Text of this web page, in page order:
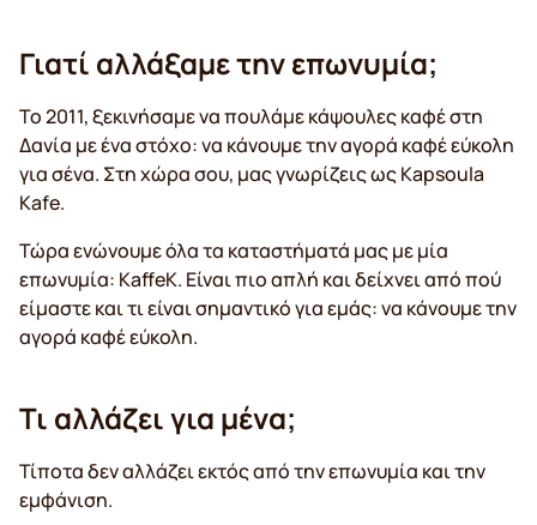
Γιατί αλλάξαμε την επωνυμία;
Το 2011, ξεκινήσαμε να πουλάμε κάψουλες καφέ στη
Δανία με ένα στόχο: να κάνουμε την αγορά καφέ εύκολη
για σένα. Στη χώρα σου, μας γνωρίζεις ως Kapsoula
Kafe.
Τώρα ενώνουμε όλα τα καταστήματά μας με μία
επωνυμία: KaffeK. Είναι πιο απλή και δείχνει από πού
είμαστε και τι είναι σημαντικό για εμάς: να κάνουμε την
αγορά καφέ εύκολη.
Τι αλλάζει για μένα;
Τίποτα δεν αλλάζει εκτός από την επωνυμία και την
εμφάνιση.